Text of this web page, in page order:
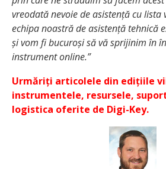
vreodată nevoie de asistență cu lista
echipa noastră de asistență tehnică
și vom fi bucuroși să vă sprijinim în
instrument online.”
Urmăriți articolele din edițiile
instrumentele, resursele,
logistica oferite de Digi-Key.